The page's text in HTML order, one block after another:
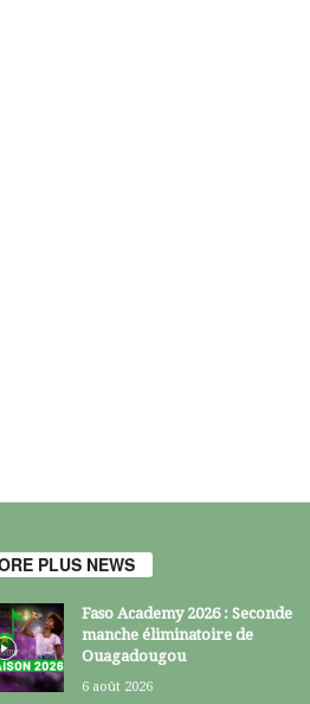
PLUS NEWS
Faso Academy 2026 : Seconde
manche éliminatoire de
Ouagadougou
6 août 2026